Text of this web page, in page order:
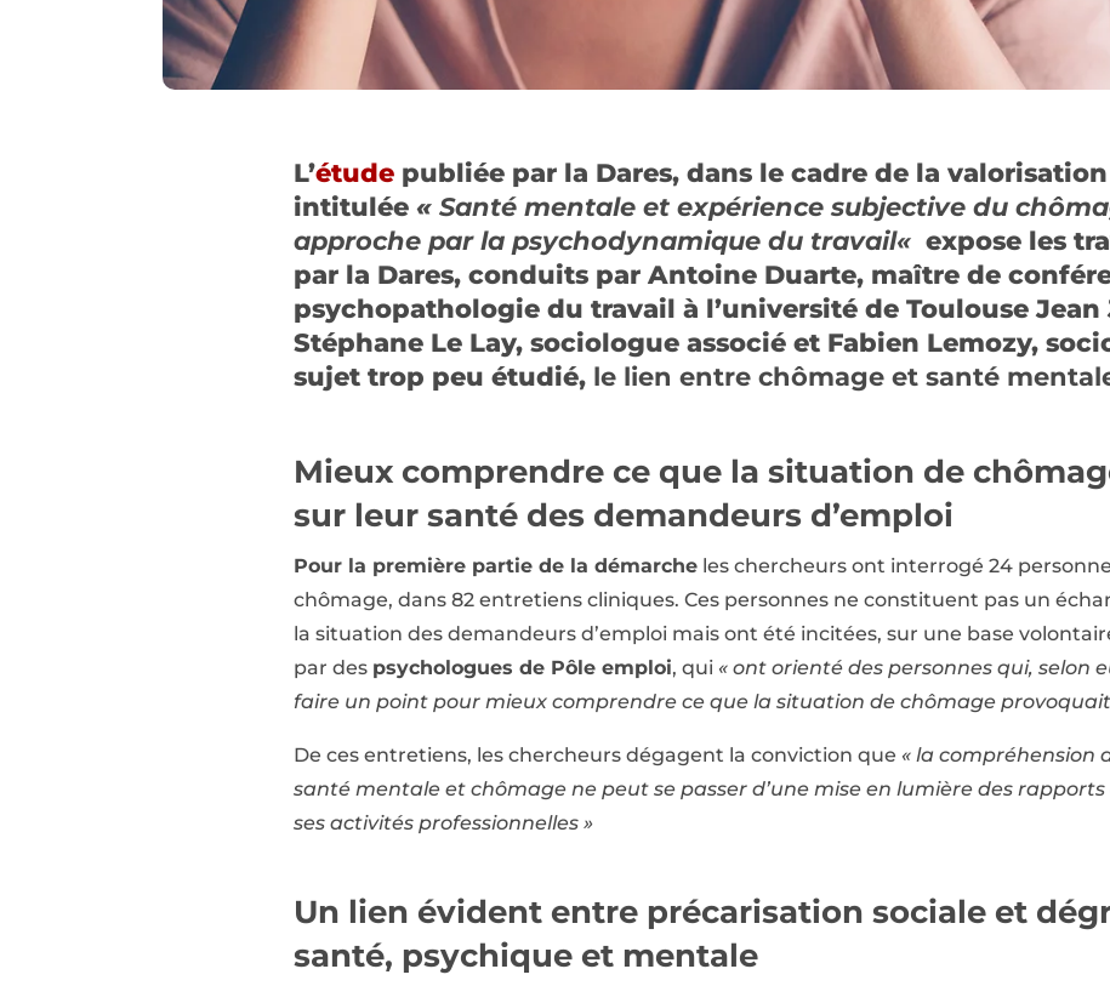
L’étudepubliée par la Dares, dans le cadre de la
intitulée « Santé mentale et expérience subjective du
approche par la psychodynamique du travail« expose les
par la Dares, conduits par Antoine Duarte, maître de
psychopathologie du travail à l’université de Toulouse Jean
Stéphane Le Lay, sociologue associé et Fabien Lemozy,
sujet trop peu étudié, le lien entre chômage et santé
Mieux comprendre ce que la situation de
sur leur santé des demandeurs d’emploi
Pour la première partie de la démarcheles chercheurs ont interrogé 24
chômage, dans 82 entretiens cliniques. Ces personnes ne constituent pas un
la situation des demandeurs d’emploi mais ont été incitées, sur une base
par des psychologues de Pôle emploi, qui « ont orienté des personnes qui, selon
faire un point pour mieux comprendre ce que la situation de chômage
De ces entretiens, les chercheurs dégagent la conviction que « la compréhension
santé mentale et chômage ne peut se passer d’une mise en lumière des
ses activités professionnelles »
Un lien évident entre précarisation sociale et
santé, psychique et mentale